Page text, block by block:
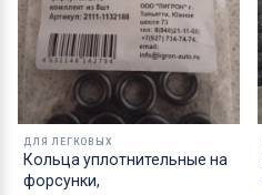
ДЛЯ ЛЕГКОВЫХ
Кольца уплотнительные на
форсунки,